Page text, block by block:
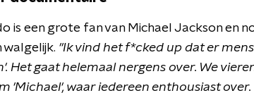
is een grote fan van Michael Jackson en
walgelijk. "Ik vind het f*cked up dat er
Het gaat helemaal nergens over. We
'Michael', waar iedereen enthousiast